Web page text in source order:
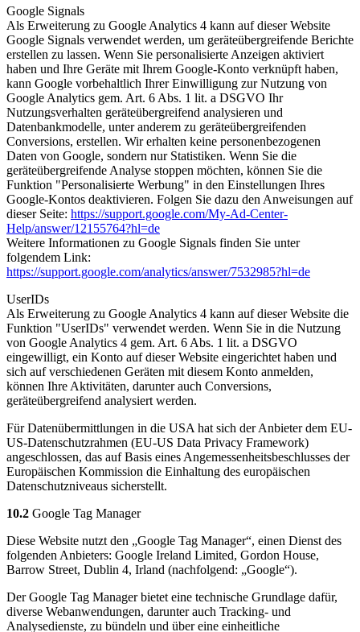
Google Signals
Als Erweiterung zu Google Analytics 4 kann auf dieser Website
Google Signals verwendet werden, um geräteübergreifende Berichte
erstellen zu lassen. Wenn Sie personalisierte Anzeigen aktiviert
haben und Ihre Geräte mit Ihrem Google-Konto verknüpft haben,
kann Google vorbehaltlich Ihrer Einwilligung zur Nutzung von
Google Analytics gem. Art. 6 Abs. 1 lit. a DSGVO Ihr
Nutzungsverhalten geräteübergreifend analysieren und
Datenbankmodelle, unter anderem zu geräteübergreifenden
Conversions, erstellen. Wir erhalten keine personenbezogenen
Daten von Google, sondern nur Statistiken. Wenn Sie die
geräteübergreifende Analyse stoppen möchten, können Sie die
Funktion "Personalisierte Werbung" in den Einstellungen Ihres
Google-Kontos deaktivieren. Folgen Sie dazu den Anweisungen auf
dieser Seite: https://support.google.com/My-Ad-Center-
Help/answer/12155764?hl=de
Weitere Informationen zu Google Signals finden Sie unter
folgendem Link:
https://support.google.com/analytics/answer/7532985?hl=de
UserIDs
Als Erweiterung zu Google Analytics 4 kann auf dieser Website die
Funktion "UserIDs" verwendet werden. Wenn Sie in die Nutzung
von Google Analytics 4 gem. Art. 6 Abs. 1 lit. a DSGVO
eingewilligt, ein Konto auf dieser Website eingerichtet haben und
sich auf verschiedenen Geräten mit diesem Konto anmelden,
können Ihre Aktivitäten, darunter auch Conversions,
geräteübergreifend analysiert werden.
Für Datenübermittlungen in die USA hat sich der Anbieter dem EU-
US-Datenschutzrahmen (EU-US Data Privacy Framework)
angeschlossen, das auf Basis eines Angemessenheitsbeschlusses der
Europäischen Kommission die Einhaltung des europäischen
Datenschutzniveaus sicherstellt.
10.2 Google Tag Manager
Diese Website nutzt den „Google Tag Manager“, einen Dienst des
folgenden Anbieters: Google Ireland Limited, Gordon House,
Barrow Street, Dublin 4, Irland (nachfolgend: „Google“).
Der Google Tag Manager bietet eine technische Grundlage dafür,
diverse Webanwendungen, darunter auch Tracking- und
Analysedienste, zu bündeln und über eine einheitliche